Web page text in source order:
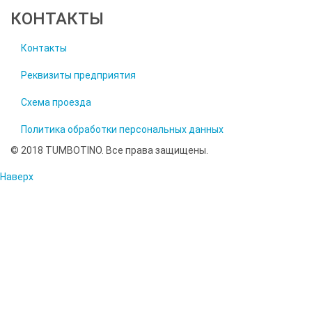
КОНТАКТЫ
Контакты
Реквизиты предприятия
Схема проезда
Политика обработки персональных данных
© 2018 TUMBOTINO. Все права защищены.
Наверх